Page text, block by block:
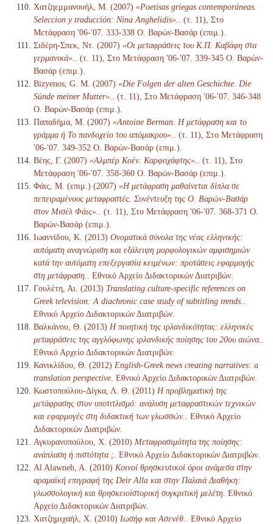
Χατζηεμμανουήλ, Μ. (2007) «Poetisas griegas contemporáneas.
Seleccion y traducción: Nina Anghelidis».
. (τ. 11), Στο
Μετάφραση '06-'07. 333-338 Ο. Βαρών-Βασάρ (επιμ.).
Σιδέρη-Σπεκ, Ντ. (2007) «Οι μεταφράσεις του Κ.Π. Καβάφη στα
γερμανικά».
. (τ. 11), Στο Μετάφραση '06-'07. 339-345 Ο. Βαρών-
Βασάρ (επιμ.).
Bizyenos, G. M. (2007) «Die Folgen der alten Geschichte. Die
Sünde meiner Mutter».
. (τ. 11), Στο Μετάφραση '06-'07. 346-348
Ο. Βαρών-Βασάρ (επιμ.).
Παπαδήμα, Μ. (2007) «Antoine Berman. Η μετάφραση και το
γράμμα ή Το πανδοχείο του απόμακρου».
. (τ. 11), Στο Μετάφραση
'06-'07. 349-352 Ο. Βαρών-Βασάρ (επιμ.).
Βέης, Γ. (2007) «Αλμπέρ Κοέν. Καρφοχάφτης».
. (τ. 11), Στο
Μετάφραση '06-'07. 358-360 Ο. Βαρών-Βασάρ (επιμ.).
Φάις, Μ. (επιμ.) (2007) «Η μετάφραση μαθαίνεται δίπλα σε
πεπειραμένους μεταφραστές. Συνέντευξη της Ο. Βαρών-Βασάρ
στον Μισέλ Φάις».
. (τ. 11), Στο Μετάφραση '06-'07. 368-371 Ο.
Βαρών-Βασάρ (επιμ.).
Ιωαννίδου, Κ. (2013) Ονοματικά σύνολα της νέας ελληνικής:
αυτόματη αναγνώριση και εξάλειψη μορφολογικών αμφισημιών
κατά την αυτόματη επεξεργασία κειμένων: προτάσεις εφαρμογής
στη μετάφραση.
. Εθνικό Αρχείο Διδακτορικών Διατριβών.
Γουλέτη, Αι. (2013) Translating culture-specific references on
Greek television: A diachronic case study of subtitling trends.
Εθνικό Αρχείο Διδακτορικών Διατριβών.
Βαλκάνου, Θ. (2013) Η ποιητική της ιρλανδικότητας: ελληνικές
μεταφράσεις της αγγλόφωνης ιρλανδικής ποίησης του 20ου αιώνα.
Εθνικό Αρχείο Διδακτορικών Διατριβών.
Κανικλίδου, Θ. (2012) English-Greek news creating narratives: a
translation perspective . Εθνικό Αρχείο Διδακτορικών Διατριβών.
Κωστοπούλου-Δίγκα, Λ. Θ. (2011) Η προβληματική της
μετάφρασης στον υποτιτλισμό: ανάλυση μεταφραστικών τεχνικών
και εφαρμογές στη διδακτική των γλωσσών.
. Εθνικό Αρχείο
Διδακτορικών Διατριβών.
Αγκυρανοπούλου, Χ. (2010) Μεταφρασιμότητα της ποίησης:
ανάπλαση ή πιστότητα ; . Εθνικό Αρχείο Διδακτορικών Διατριβών.
Al Alawneh, A. (2010) Κοινοί θρησκευτικοί όροι ανάμεσα στην
αραμαϊκή επιγραφή της Deir Alla και στην Παλαιά Διαθήκη:
γλωσσολογική και θρησκειοϊστορική συγκριτική μελέτη . Εθνικό
Αρχείο Διδακτορικών Διατριβών.
Χατζημιχαήλ, Χ. (2010) Ιωσήφ και Ασενέθ.
. Εθνικό Αρχείο